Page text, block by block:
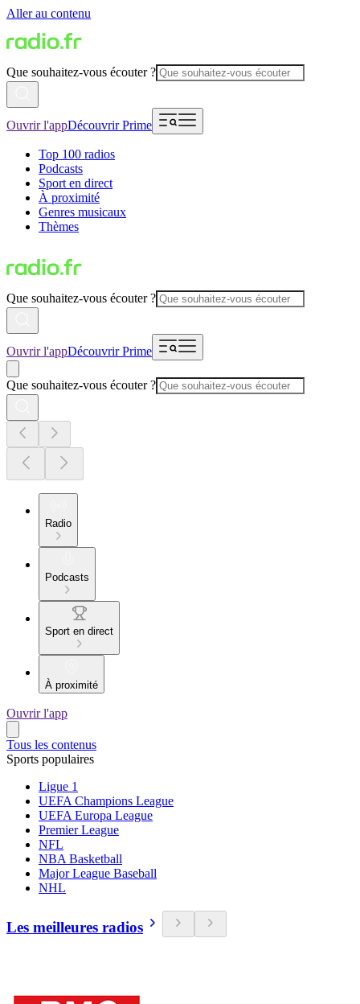
Aller au contenu
Que souhaitez-vous écouter ?
Ouvrir l'appDécouvrir Prime
Top 100 radios
Podcasts
Sport en direct
À proximité
Genres musicaux
Thèmes
Que souhaitez-vous écouter ?
Ouvrir l'appDécouvrir Prime
Que souhaitez-vous écouter ?
Radio
Podcasts
Sport en direct
À proximité
Ouvrir l'app
Tous les contenus
Sports populaires
Ligue 1
UEFA Champions League
UEFA Europa League
Premier League
NFL
NBA Basketball
Major League Baseball
NHL
Les meilleures radios